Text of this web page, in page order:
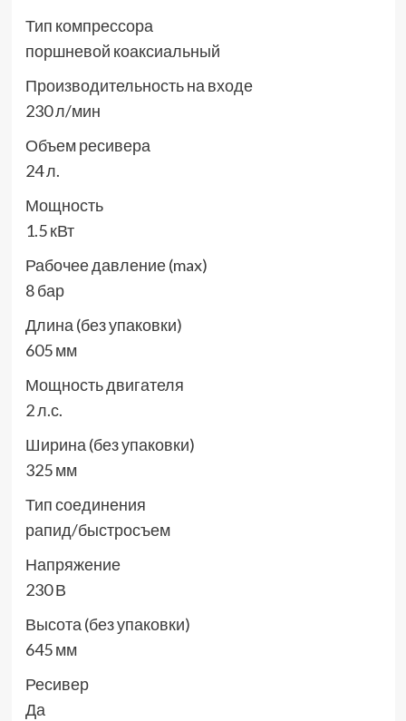
Тип компрессора
поршневой коаксиальный
Производительность на входе
230 л/мин
Объем ресивера
24 л.
Мощность
1.5 кВт
Рабочее давление (max)
8 бар
Длина (без упаковки)
605 мм
Мощность двигателя
2 л.с.
Ширина (без упаковки)
325 мм
Тип соединения
рапид/быстросъем
Напряжение
230 В
Высота (без упаковки)
645 мм
Ресивер
Да